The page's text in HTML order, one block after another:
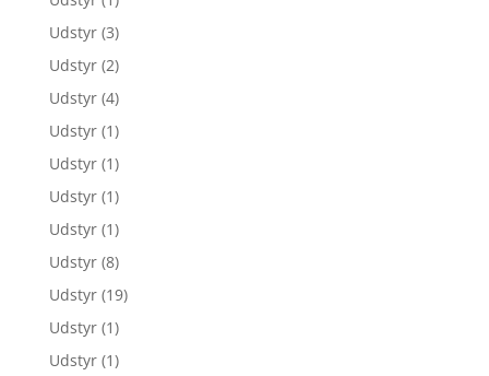
Udstyr (3)
Udstyr (2)
Udstyr (4)
Udstyr (1)
Udstyr (1)
Udstyr (1)
Udstyr (1)
Udstyr (8)
Udstyr (19)
Udstyr (1)
Udstyr (1)